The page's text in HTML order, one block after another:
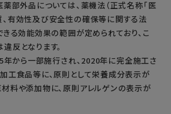
薬部外品については、薬機法（正式名称「医
有効性及び安全性の確保等に関する法
きる効能効果の範囲が定められており、こ
反となります。
年から一部施行され、2020年に完全施工さ
工食品等に、原則として栄養成分表示が
料や添加物に、原則アレルゲンの表示が